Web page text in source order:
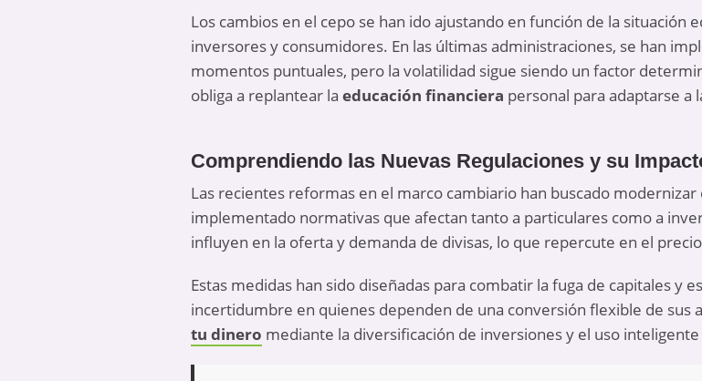
Los cambios en el cepo se han ido ajustando en función de la situación
inversores y consumidores. En las últimas administraciones, se han
momentos puntuales, pero la volatilidad sigue siendo un factor
obliga a replantear la educación financiera personal para adaptarse a
Comprendiendo las Nuevas Regulaciones y su
Las recientes reformas en el marco cambiario han buscado
implementado normativas que afectan tanto a particulares como a
influyen en la oferta y demanda de divisas, lo que repercute en el
Estas medidas han sido diseñadas para combatir la fuga de capitales y
incertidumbre en quienes dependen de una conversión flexible de sus
tu dinero mediante la diversificación de inversiones y el uso